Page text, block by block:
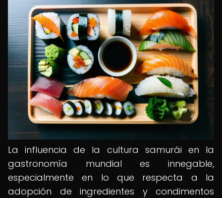
La influencia de la cultura samurái en la
gastronomía mundial es innegable,
especialmente en lo que respecta a la
adopción de ingredientes y condimentos